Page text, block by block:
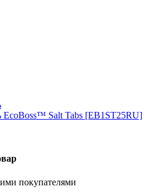
EcoBoss™ Salt Tabs [EB1ST25RU]
покупателями